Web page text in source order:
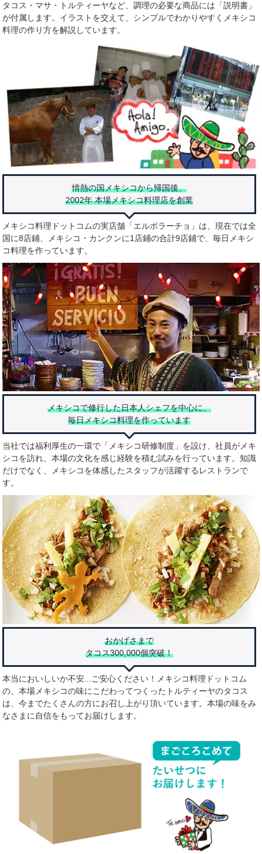
タコス・マサ・トルティーヤなど、調理の必要な商品には「説明書」
が付属します。イラストを交えて、シンプルでわかりやすくメキシコ
料理の作り方を解説しています。
情熱の国メキシコから帰国後、
2002年 本場メキシコ料理店を創業
メキシコ料理ドットコムの実店舗「エルボラーチョ」は、現在では全
国に8店鋪、メキシコ・カンクンに1店鋪の合計9店鋪で、毎日メキシ
コ料理を作っています。
メキシコで修行した日本人シェフを中心に、
毎日メキシコ料理を作っています
当社では福利厚生の一環で「メキシコ研修制度」を設け、社員がメキ
シコを訪れ、本場の文化を感じ経験を積む試みを行っています。知識
だけでなく、メキシコを体感したスタッフが活躍するレストランで
す。
おかげさまで
タコス300,000個突破！
本当においしいか不安...ご安心ください！メキシコ料理ドットコム
の、本場メキシコの味にこだわってつくったトルティーヤのタコス
は、今までたくさんの方にお召し上がり頂いています。本場の味をみ
なさまに自信をもってお届けします。